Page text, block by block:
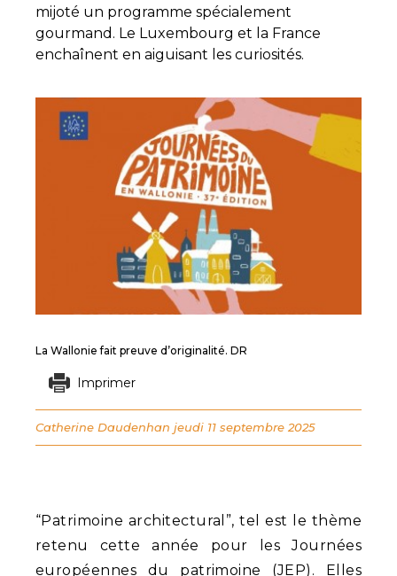
mijoté un programme spécialement
gourmand. Le Luxembourg et la France
enchaînent en aiguisant les curiosités.
“Patrimoine architectural”, tel est le thème
retenu cette année pour les Journées
européennes du patrimoine (JEP). Elles
La Wallonie fait preuve d’originalité. DR
Imprimer
Catherine Daudenhan jeudi 11 septembre 2025